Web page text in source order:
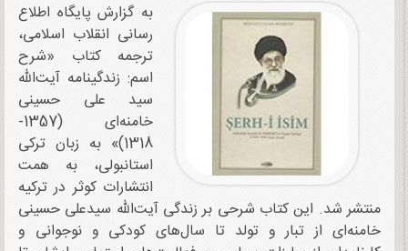
به گزارش پایگاه اطلاع
رسانی انقلاب اسلامی،
ترجمه کتاب «شرح
اسم: زندگینامه آیت‌الله
سید علی حسینی
خامنه‌ای (1357-
1318)» به زبان تركی
استانبولی، به همت
انتشارات كوثر در تركیه
منتشر شد. این کتاب شرحی بر زندگی آیت‌الله سیدعلی حسینی
خامنه‌ای از تبار و تولد تا سال‌های كودكی و نوجوانی و